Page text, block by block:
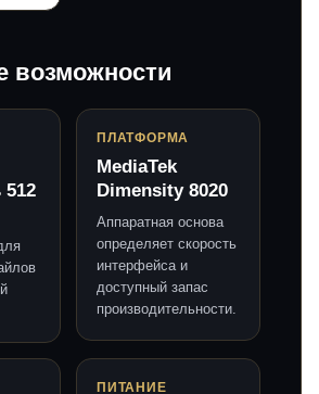
возможности
512
ПЛАТФОРМА
MediaTek
Dimensity 8020
Аппаратная основа
определяет скорость
интерфейса и
доступный запас
производительности.
ПИТАНИЕ